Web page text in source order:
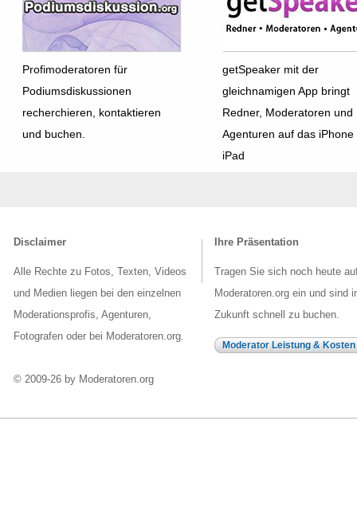
Profimoderatoren für
Podiumsdiskussionen
recherchieren, kontaktieren
und buchen.
getSpeaker mit der
gleichnamigen App bringt
Redner, Moderatoren und
Agenturen auf das iPhone
iPad
Disclaimer
Alle Rechte zu Fotos, Texten, Videos
und Medien liegen bei den einzelnen
Moderationsprofis, Agenturen,
Fotografen oder bei Moderatoren.org.
© 2009-26 by Moderatoren.org
Ihre Präsentation
Tragen Sie sich noch heute
Moderatoren.org ein und sind
Zukunft schnell zu buchen.
Moderator Leistung & Kosten